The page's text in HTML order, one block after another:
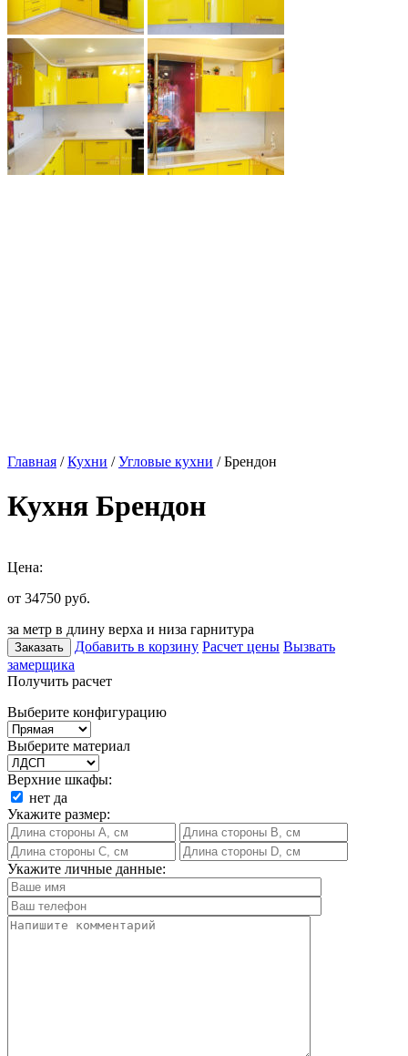
Главная /Кухни /Угловые кухни / Брендон
Кухня Брендон
Цена:
от 34750 руб.
за метр в длину верха и низа гарнитура
Заказать Добавить в корзину Расчет цены Вызвать
замерщика
Получить расчет
Выберите конфигурацию
Выберите материал
Верхние шкафы:
нет да
Укажите размер:
Укажите личные данные: